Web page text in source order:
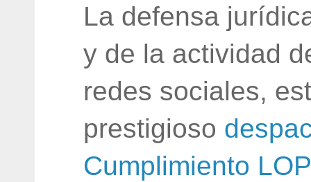
La defensa
y de la actividad
redes sociales,
prestigioso
Cumplimiento